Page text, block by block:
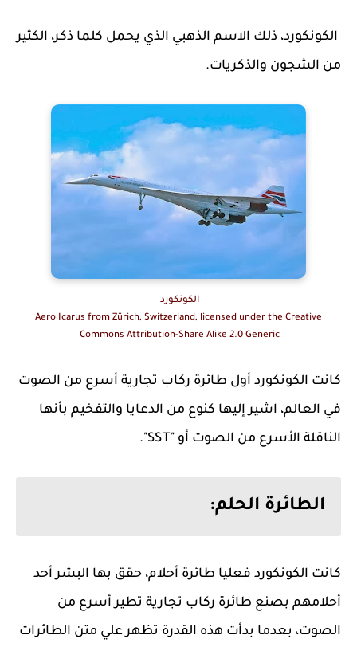
الكونكورد، ذلك الاسم الذهبي الذي يحمل كلما ذكر، الكثير
من الشجون والذكريات.
الكونكورد
Aero Icarus from Zürich, Switzerland, licensed under the Creative
Commons Attribution-Share Alike 2.0 Generic
كانت الكونكورد أول طائرة ركاب تجارية أسرع من الصوت
في العالم، اشير إليها كنوع من الدعايا والتفخيم بأنها
الناقلة الأسرع من الصوت أو "SST".
الطائرة الحلم:
كانت الكونكورد فعليا طائرة أحلام، حقق بها البشر أحد
أحلامهم بصنع طائرة ركاب تجارية تطير أسرع من
الصوت، بعدما بدأت هذه القدرة تظهر علي متن الطائرات